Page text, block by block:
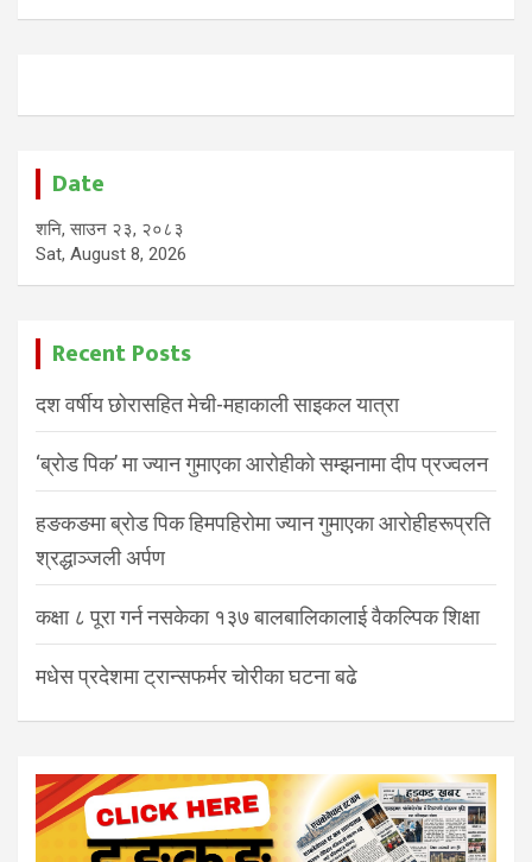
Date
शनि, साउन २३, २०८३
Sat, August 8, 2026
Recent Posts
दश वर्षीय छोरासहित मेची-महाकाली साइकल यात्रा
‘ब्रोड पिक’ मा ज्यान गुमाएका आरोहीको सम्झनामा दीप प्रज्वलन
हङकङमा ब्रोड पिक हिमपहिरोमा ज्यान गुमाएका आरोहीहरूप्रति
श्रद्धाञ्जली अर्पण
कक्षा ८ पूरा गर्न नसकेका १३७ बालबालिकालाई वैकल्पिक शिक्षा
मधेस प्रदेशमा ट्रान्सफर्मर चोरीका घटना बढे